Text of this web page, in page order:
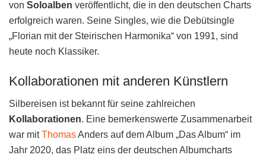
von Soloalben veröffentlicht, die in den deutschen Charts
erfolgreich waren. Seine Singles, wie die Debütsingle
„Florian mit der Steirischen Harmonika“ von 1991, sind
heute noch Klassiker.
Kollaborationen mit anderen Künstlern
Silbereisen ist bekannt für seine zahlreichen
Kollaborationen. Eine bemerkenswerte Zusammenarbeit
war mitThomasAnders auf dem Album „Das Album“ im
Jahr 2020, das Platz eins der deutschen Albumcharts